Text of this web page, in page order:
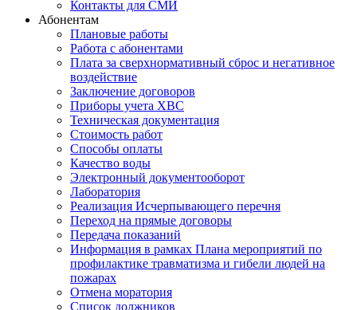
Контакты для СМИ
Абонентам
Плановые работы
Работа с абонентами
Плата за сверхнормативный сброс и негативное
воздействие
Заключение договоров
Приборы учета ХВС
Техническая документация
Стоимость работ
Способы оплаты
Качество воды
Электронный документооборот
Лаборатория
Реализация Исчерпывающего перечня
Переход на прямые договоры
Передача показаний
Информация в рамках Плана мероприятий по
профилактике травматизма и гибели людей на
пожарах
Отмена моратория
Список должников